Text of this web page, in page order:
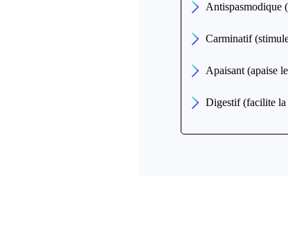
Antispasmodique
Carminatif
Apaisant (apaise
Digestif (facilite